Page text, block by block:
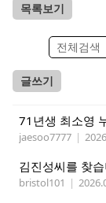
목록보기
글쓰기
71년생 최소영
jaesoo7777 |
김진성씨를 찾
bristol101 |